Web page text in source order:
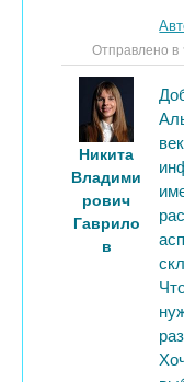
Отправлено в
Никита
Владими
рович
Гаврило
в